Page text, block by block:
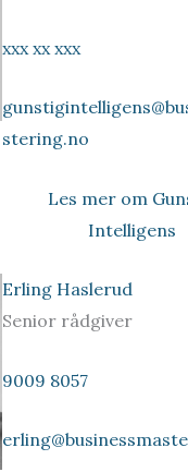
xxx xx xxx
stering.no
Les mer om
Intelligens
Erling Haslerud
Senior rådgiver
9009 8057